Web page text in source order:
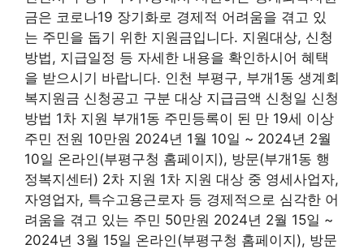
금은 코로나19 장기화로 경제적 어려움을 겪고 있
는 주민을 돕기 위한 지원금입니다. 지원대상, 신청
방법, 지급일정 등 자세한 내용을 확인하시어 혜택
을 받으시기 바랍니다. 인천 부평구, 부개1동 생계회
복지원금 신청공고 구분 대상 지급금액 신청일 신청
방법 1차 지원 부개1동 주민등록이 된 만 19세 이상
주민 전원 10만원 2024년 1월 10일 ~ 2024년 2월
10일 온라인(부평구청 홈페이지), 방문(부개1동 행
정복지센터) 2차 지원 1차 지원 대상 중 영세사업자,
자영업자, 특수고용근로자 등 경제적으로 심각한 어
려움을 겪고 있는 주민 50만원 2024년 2월 15일 ~
2024년 3월 15일 온라인(부평구청 홈페이지), 방문